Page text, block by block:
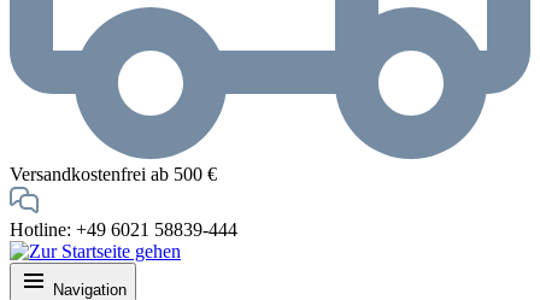
Versandkostenfrei ab 500 €
Hotline: +49 6021 58839-444
Navigation